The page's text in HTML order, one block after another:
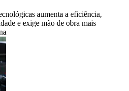
aumenta a eficiência,
e exige mão de obra mais